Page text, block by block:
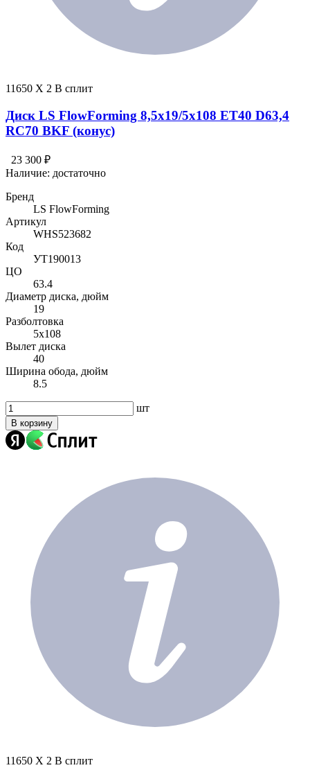
11650 X 2 В сплит
Диск LS FlowForming 8,5x19/5x108 ET40 D63,4
RC70 BKF (конус)
23 300 ₽
Наличие: достаточно
Бренд
LS FlowForming
Артикул
WHS523682
Код
УТ190013
ЦО
63.4
Диаметр диска, дюйм
19
Разболтовка
5x108
Вылет диска
40
Ширина обода, дюйм
8.5
шт
В корзину
11650 X 2 В сплит